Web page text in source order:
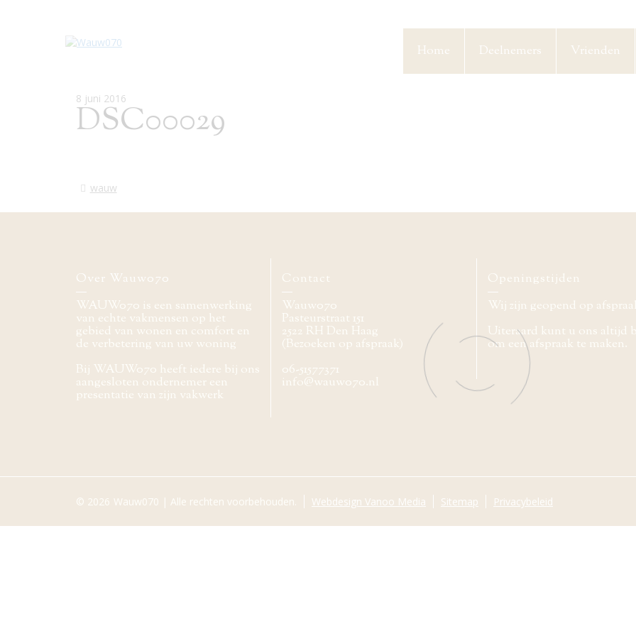
Home Deelnemers Vrienden
8 juni 2016
DSC00029
wauw
Over Wauw070
WAUW070 is een samenwerking
van echte vakmensen op het
gebied van wonen en comfort en
de verbetering van uw woning
Bij WAUW070 heeft iedere bij ons
aangesloten ondernemer een
presentatie van zijn vakwerk
Contact
Wauw070
Pasteurstraat 151
2522 RH Den Haag
(Bezoeken op afspraak)
06-51577371
info@wauw070.nl
Openingstijden
Wij zijn geopend op
Uiteraard kunt u ons altijd
om een afspraak te maken.
© 2026 Wauw070 | Alle rechten voorbehouden. Webdesign Vanoo Media Sitemap Privacybeleid